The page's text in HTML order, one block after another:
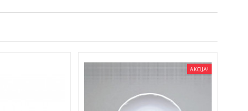
AKCIJA!